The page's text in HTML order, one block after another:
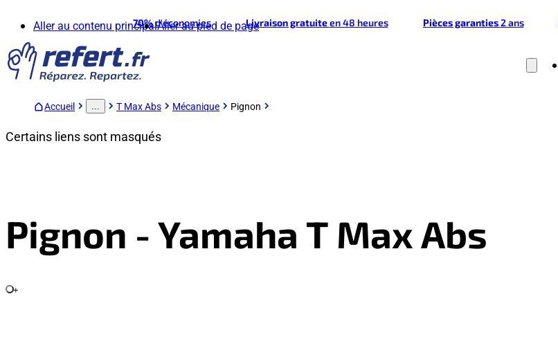
Aller au contenu principalAller au pied de page
70%d'économies Livraison gratuiteen 48 heures Pièces garanties2 ans
Accueil ... T Max Abs Mécanique Pignon
Certains liens sont masqués
Pignon - Yamaha T Max Abs
+